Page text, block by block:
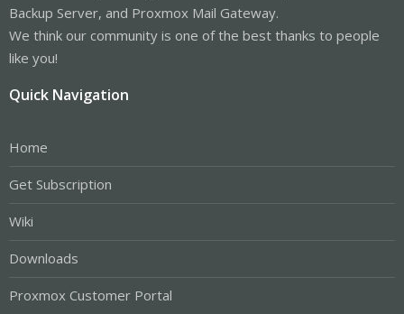
Backup Server, and Proxmox Mail Gateway.
We think our community is one of the best thanks to people
like you!
Quick Navigation
Home
Get Subscription
Wiki
Downloads
Proxmox Customer Portal